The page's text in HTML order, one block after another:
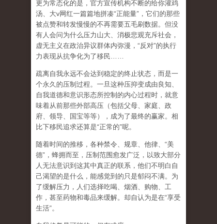
更为常态化的是，官方宣传机构不断的给你灌鸡
汤、大v网红一篇篇地拼凑“正能量” ，它们的那些
被点赞和转发慢慢的不再需要五毛刷数据。但没
有人会问为什么压力山大、消极悲观充斥社会，
虚无主义在政治异议群体内弥漫， “反对”的执行
力表现从抗争化为了移民
疏离自我永远不会达到稳定的终止状态，而是一
个永久的压制过程。一旦这种压抑变成由良知、
自我道德和意识形态所控制的内心过程时，就意
味着从前那些外部高压（包括父母、家庭、政
府、领导、国宝等等），成为了最终的赢家。相
比下移民追求还算是“正常的”呢。
随着时间的推移，各种禁令、规章、他律、 “美
德” ，蜂拥而至，压制范围愈发广泛，以致大部分
人无法意识到这其中真正的联系，他们不明白自
己渴望的是什么，能感觉到的只是郁闷不满。为
了缓解压力，人们选择吃喝、烟酒、购物、工
作，甚至药物和毒品来缓解。却自认为是在“享受
生活”。